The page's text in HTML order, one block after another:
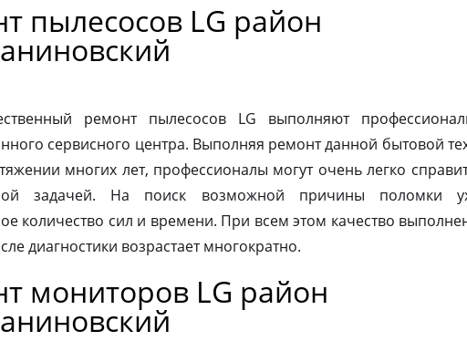
пылесосов LG район
ремонт пылесосов LG выполняют
сервисного центра. Выполняя ремонт данной бытовой
многих лет, профессионалы могут очень легко
задачей. На поиск возможной причины поломки
количество сил и времени. При всем этом качество
диагностики возрастает многократно.
мониторов LG район